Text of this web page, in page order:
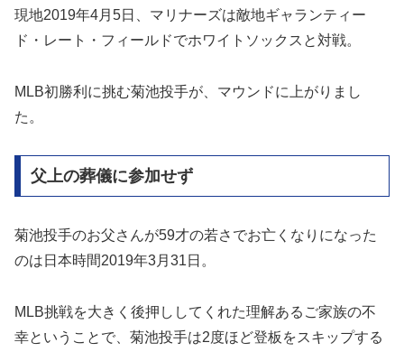
現地2019年4月5日、マリナーズは敵地ギャランティー
ド・レート・フィールドでホワイトソックスと対戦。
MLB初勝利に挑む菊池投手が、マウンドに上がりまし
た。
父上の葬儀に参加せず
菊池投手のお父さんが59才の若さでお亡くなりになった
のは日本時間2019年3月31日。
MLB挑戦を大きく後押ししてくれた理解あるご家族の不
幸ということで、菊池投手は2度ほど登板をスキップする